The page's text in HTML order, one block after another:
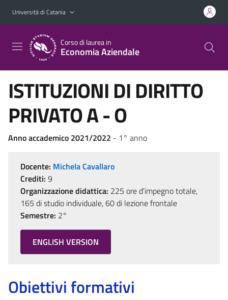
Vai al contenuto principale
Vai al menu di navigazione
Università di Catania
Corso di laurea in
Economia Aziendale
ISTITUZIONI DI DIRITTO
PRIVATO A - O
Anno accademico 2021/2022 - 1° anno
Docente: Michela Cavallaro
Crediti: 9
Organizzazione didattica: 225 ore d'impegno totale,
165 di studio individuale, 60 di lezione frontale
Semestre: 2°
ENGLISH VERSION
Obiettivi formativi